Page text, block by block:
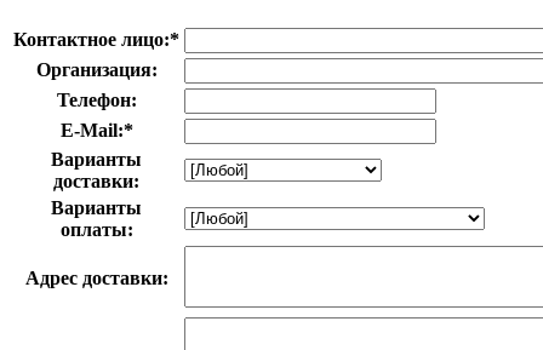
Контактное лицо:*
Организация:
Телефон:
E-Mail:*
Варианты
доставки:
Варианты
оплаты:
Адрес доставки: